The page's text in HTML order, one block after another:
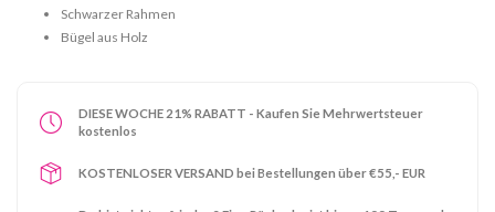
Schwarzer Rahmen
Bügel aus Holz
DIESE WOCHE 21% RABATT - Kaufen Sie Mehrwertsteuer
kostenlos
KOSTENLOSER VERSAND bei Bestellungen über €55,- EUR